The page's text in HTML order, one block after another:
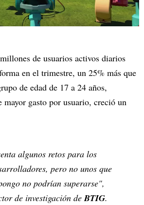
de usuarios activos diarios
en el trimestre, un 25% más que
de edad de 17 a 24 años,
mayor gasto por usuario, creció un
algunos retos para los
pero no unos que
no podrían superarse",
de investigación deBTIG.